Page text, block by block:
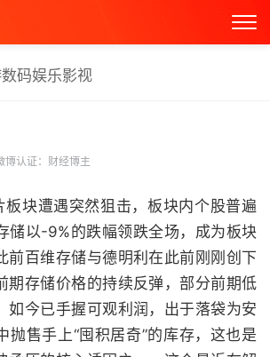
数码娱乐影视
博认证：财经博主
板块遭遇突然狙击，板块内个股普遍
储以-9%的跌幅领跌全场，成为板块
前百维存储与德明利在此前刚刚创下
期存储价格的持续反弹，部分前期低
如今已手握可观利润，出于落袋为安
抛售手上“囤积居奇”的库存，这也是